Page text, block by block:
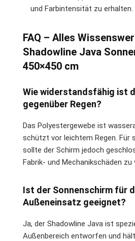
und Farbintensität zu erhalten.
FAQ – Alles
Shadowline Java
450×450 cm
Wie widerstandsfähig ist
gegenüber Regen?
Das Polyestergewebe ist
schützt vor leichtem Regen. Für
sollte der Schirm jedoch
Fabrik- und Mechanikschäden zu
Ist der Sonnenschirm für
Außeneinsatz geeignet?
Ja, der Shadowline Java ist
Außenbereich entworfen und